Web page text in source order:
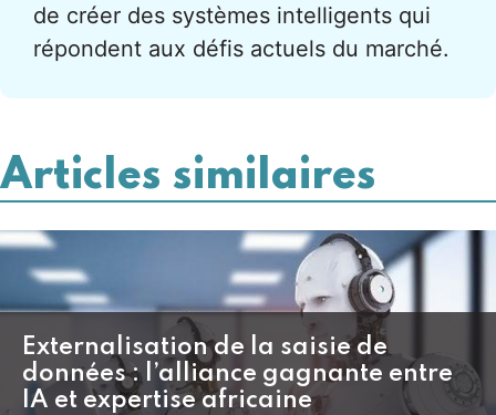
de créer des systèmes intelligents qui
répondent aux défis actuels du marché.
Articles similaires
Externalisation de la saisie de
données : l’alliance gagnante entre
IA et expertise africaine